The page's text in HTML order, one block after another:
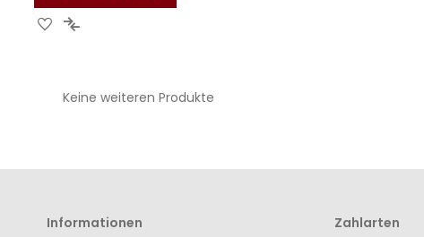
ZURZUR
Keine weiteren Produkte
Informationen
Zahlarten